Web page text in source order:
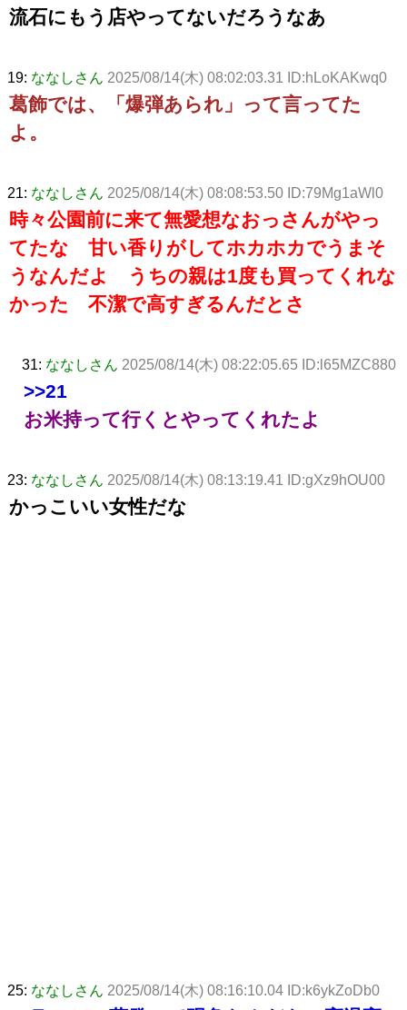
流石にもう店やってないだろうなあ
19: ななしさん 2025/08/14(木) 08:02:03.31 ID:hLoKAKwq0
葛飾では、「爆弾あられ」って言ってた
よ。
21: ななしさん 2025/08/14(木) 08:08:53.50 ID:79Mg1aWl0
時々公園前に来て無愛想なおっさんがやっ
てたな 甘い香りがしてホカホカでうまそ
うなんだよ うちの親は1度も買ってくれな
かった 不潔で高すぎるんだとさ
31: ななしさん 2025/08/14(木) 08:22:05.65 ID:l65MZC880
>>21
お米持って行くとやってくれたよ
23: ななしさん 2025/08/14(木) 08:13:19.41 ID:gXz9hOU00
かっこいい女性だな
25: ななしさん 2025/08/14(木) 08:16:10.04 ID:k6ykZoDb0